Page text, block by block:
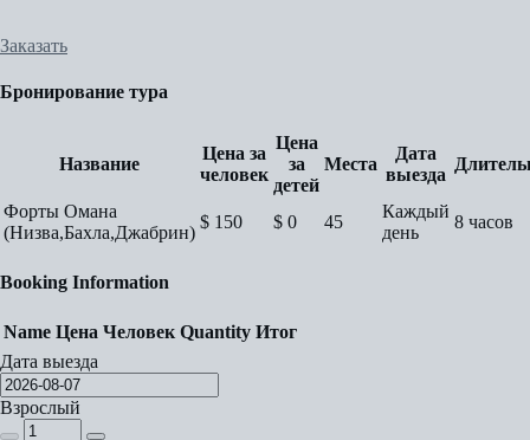
Заказать
Бронирование тура
Название
Цена за
человек
Цена
за
детей
Места
Дата
выезда
Форты Омана
(Низва,Бахла,Джабрин)
$ 150 $ 0 45
Каждый
день
8 часов
Booking Information
Name Цена Человек Quantity Итог
Дата выезда
Взрослый